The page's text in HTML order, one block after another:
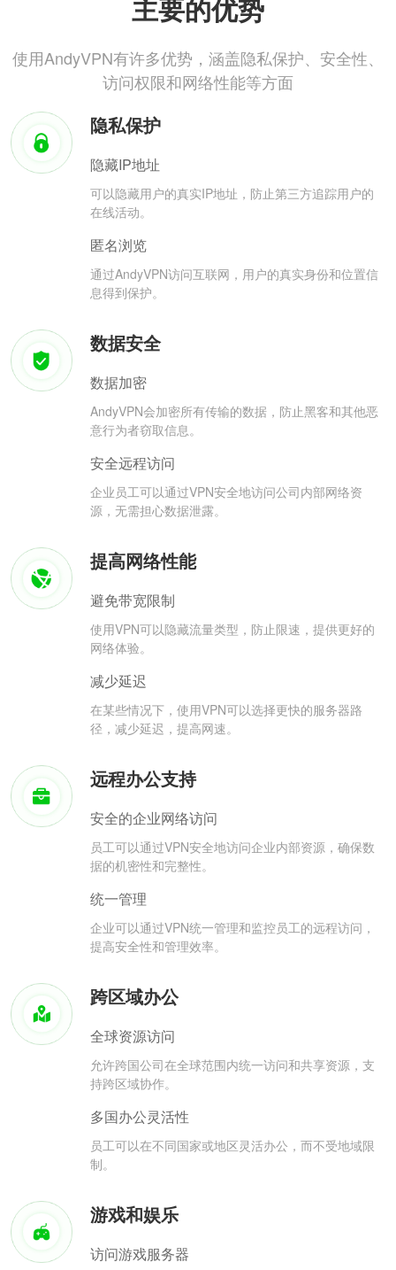
主要的优势
使用AndyVPN有许多优势，涵盖隐私保护、安全性、
访问权限和网络性能等方面
隐私保护
隐藏IP地址
可以隐藏用户的真实IP地址，防止第三方追踪用户的
在线活动。
匿名浏览
通过AndyVPN访问互联网，用户的真实身份和位置信
息得到保护。
数据安全
数据加密
AndyVPN会加密所有传输的数据，防止黑客和其他恶
意行为者窃取信息。
安全远程访问
企业员工可以通过VPN安全地访问公司内部网络资
源，无需担心数据泄露。
提高网络性能
避免带宽限制
使用VPN可以隐藏流量类型，防止限速，提供更好的
网络体验。
减少延迟
在某些情况下，使用VPN可以选择更快的服务器路
径，减少延迟，提高网速。
远程办公支持
安全的企业网络访问
员工可以通过VPN安全地访问企业内部资源，确保数
据的机密性和完整性。
统一管理
企业可以通过VPN统一管理和监控员工的远程访问，
提高安全性和管理效率。
跨区域办公
全球资源访问
允许跨国公司在全球范围内统一访问和共享资源，支
持跨区域协作。
多国办公灵活性
员工可以在不同国家或地区灵活办公，而不受地域限
制。
游戏和娱乐
访问游戏服务器